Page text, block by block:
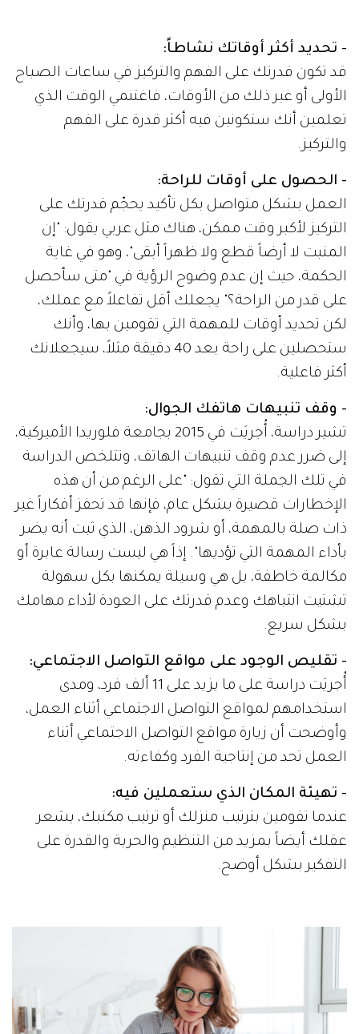
- تحديد أكثر أوقاتك نشاطاً:
قد تكون قدرتك على الفهم والتركيز في ساعات الصباح
الأولى أو غير ذلك من الأوقات، فاغتنمي الوقت الذي
تعلمين أنك ستكونين فيه أكثر قدرة على الفهم
والتركيز.
- الحصول على أوقات للراحة:
العمل بشكل متواصل بكل تأكيد يحجّم قدرتك على
التركيز لأكبر وقت ممكن، هناك مثل عربي يقول: "إن
المنبت لا أرضاً قطع ولا ظهراً أبقى"، وهو في غاية
الحكمة، حيث إن عدم وضوح الرؤية في "متى سأحصل
على قدر من الراحة؟" يجعلك أقل تفاعلاً مع عملك،
لكن تحديد أوقات للمهمة التي تقومين بها، وأنك
ستحصلين على راحة بعد 40 دقيقة مثلاً، سيجعلانك
أكثر فاعلية.
- وقف تنبيهات هاتفك الجوال:
تشير دراسة، أُجريَت في 2015 بجامعة فلوريدا الأميركية،
إلى ضرر عدم وقف تنبيهات الهاتف، وتتلخص الدراسة
في تلك الجملة التي تقول: "على الرغم من أن هذه
الإخطارات قصيرة بشكل عام، فإنها قد تحفز أفكاراً غير
ذات صلة بالمهمة، أو شرود الذهن، الذي ثبت أنه يضر
بأداء المهمة التي تؤديها". إذاً هي ليست رسالة عابرة أو
مكالمة خاطفة، بل هي وسيلة يمكنها بكل سهولة
تشتيت انتباهك وعدم قدرتك على العودة لأداء مهامك
بشكل سريع.
- تقليص الوجود على مواقع التواصل الاجتماعي:
أُجريَت دراسة على ما يزيد على 11 ألف فرد، ومدى
استخدامهم لمواقع التواصل الاجتماعي أثناء العمل،
وأوضحت أن زيارة مواقع التواصل الاجتماعي أثناء
العمل تحد من إنتاجية الفرد وكفاءته.
- تهيئة المكان الذي ستعملين فيه:
عندما تقومين بترتيب منزلك أو ترتيب مكتبك، يشعر
عقلك أيضاً بمزيد من التنظيم والحرية والقدرة على
التفكير بشكل أوضح.